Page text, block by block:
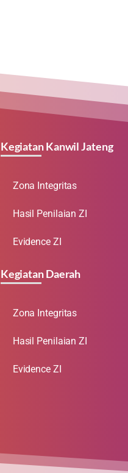
Kegiatan Kanwil Jateng
Zona Integritas
Hasil Penilaian ZI
Evidence ZI
Kegiatan Daerah
Zona Integritas
Hasil Penilaian ZI
Evidence ZI